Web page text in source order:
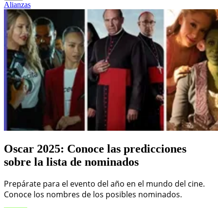
Alianzas
Oscar 2025: Conoce las predicciones
sobre la lista de nominados
Prepárate para el evento del año en el mundo del cine.
Conoce los nombres de los posibles nominados.